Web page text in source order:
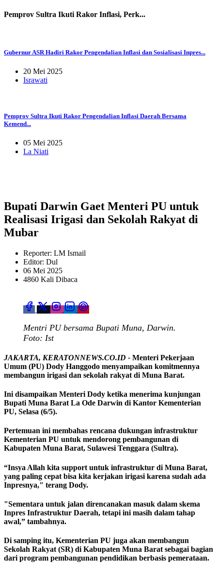
Pemprov Sultra Ikuti Rakor Inflasi, Perk...
Gubernur ASR Hadiri Rakor Pengendalian Inflasi dan Sosialisasi Inpres...
20 Mei 2025
Israwati
Pemprov Sultra Ikuti Rakor Pengendalian Inflasi Daerah Bersama
Kemend...
05 Mei 2025
La Niati
Bupati Darwin Gaet Menteri PU untuk
Realisasi Irigasi dan Sekolah Rakyat di
Mubar
Reporter: LM Ismail
Editor: Dul
06 Mei 2025
4860 Kali Dibaca
Mentri PU bersama Bupati Muna, Darwin.
Foto: Ist
JAKARTA, KERATONNEWS.CO.ID - Menteri Pekerjaan
Umum (PU) Dody Hanggodo menyampaikan komitmennya
membangun irigasi dan sekolah rakyat di Muna Barat.
Ini disampaikan Menteri Dody ketika menerima kunjungan
Bupati Muna Barat La Ode Darwin di Kantor Kementerian
PU, Selasa (6/5).
Pertemuan ini membahas rencana dukungan infrastruktur
Kementerian PU untuk mendorong pembangunan di
Kabupaten Muna Barat, Sulawesi Tenggara (Sultra).
“Insya Allah kita support untuk infrastruktur di Muna Barat,
yang paling cepat bisa kita kerjakan irigasi karena sudah ada
Inpresnya," terang Dody.
"Sementara untuk jalan direncanakan masuk dalam skema
Inpres Infrastruktur Daerah, tetapi ini masih dalam tahap
awal,” tambahnya.
Di samping itu, Kementerian PU juga akan membangun
Sekolah Rakyat (SR) di Kabupaten Muna Barat sebagai bagian
dari program pembangunan pendidikan berbasis pemerataan.